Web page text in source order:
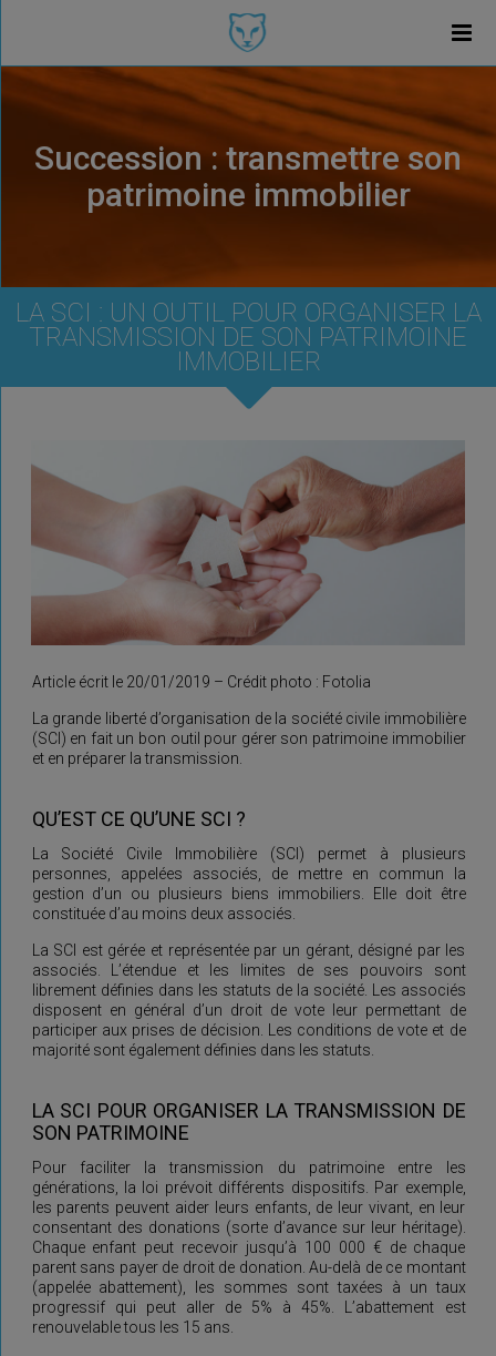
Succession : transmettre son
patrimoine immobilier
LA SCI : UN OUTIL POUR ORGANISER LA
TRANSMISSION DE SON PATRIMOINE
IMMOBILIER
Article écrit le 20/01/2019 – Crédit photo : Fotolia
La grande liberté d’organisation de la société civile immobilière
(SCI) en fait un bon outil pour gérer son patrimoine immobilier
et en préparer la transmission.
QU’EST CE QU’UNE SCI ?
La Société Civile Immobilière (SCI) permet à plusieurs
personnes, appelées associés, de mettre en commun la
gestion d’un ou plusieurs biens immobiliers. Elle doit être
constituée d’au moins deux associés.
La SCI est gérée et représentée par un gérant, désigné par les
associés. L’étendue et les limites de ses pouvoirs sont
librement définies dans les statuts de la société. Les associés
disposent en général d’un droit de vote leur permettant de
participer aux prises de décision. Les conditions de vote et de
majorité sont également définies dans les statuts.
LA SCI POUR ORGANISER LA TRANSMISSION DE
SON PATRIMOINE
Pour faciliter la transmission du patrimoine entre les
générations, la loi prévoit différents dispositifs. Par exemple,
les parents peuvent aider leurs enfants, de leur vivant, en leur
consentant des donations (sorte d’avance sur leur héritage).
Chaque enfant peut recevoir jusqu’à 100 000 € de chaque
parent sans payer de droit de donation. Au-delà de ce montant
(appelée abattement), les sommes sont taxées à un taux
progressif qui peut aller de 5% à 45%. L’abattement est
renouvelable tous les 15 ans.